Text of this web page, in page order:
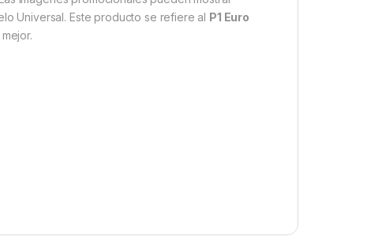
Universal. Este producto se refiere al P1 Euro